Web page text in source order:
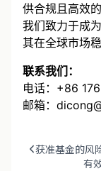
供合规且高效的
我们致力于成
其在全球市场稳
联系我们：
电话：+86
邮箱：
获准基金的风
有